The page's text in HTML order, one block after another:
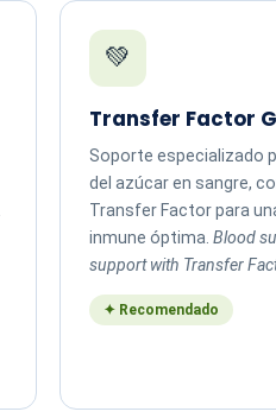
💚
Transfer Factor
Soporte especializado
del azúcar en sangre,
Transfer Factor para
inmune óptima. Blood
support with Transfer
✦ Recomendado